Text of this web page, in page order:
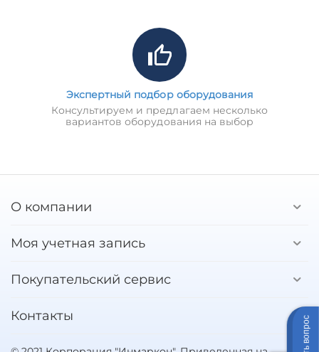
Экспертный подбор оборудования
Консультируем и предлагаем несколько
вариантов оборудования на выбор
О компании
Моя учетная запись
Покупательский сервис
Контакты